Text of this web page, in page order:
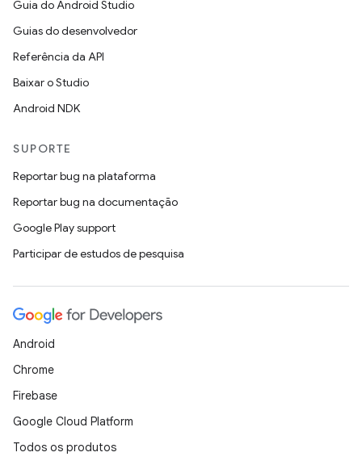
Guia do Android Studio
Guias do desenvolvedor
Referência da API
Baixar o Studio
Android NDK
SUPORTE
Reportar bug na plataforma
Reportar bug na documentação
Google Play support
Participar de estudos de pesquisa
Android
Chrome
Firebase
Google Cloud Platform
Todos os produtos